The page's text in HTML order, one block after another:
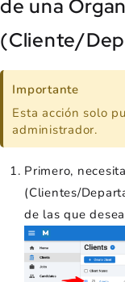
de una
(Cliente/
Importante
Esta acción solo
administrador.
Primero,
(Clientes/
de las que